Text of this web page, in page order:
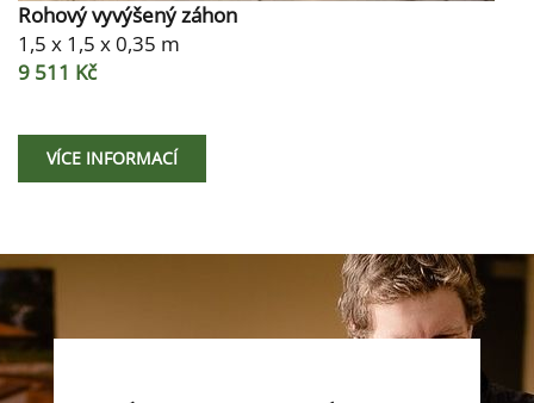
Rohový vyvýšený záhon
1,5 x 1,5 x 0,35 m
9 511 Kč
VÍCE INFORMACÍ